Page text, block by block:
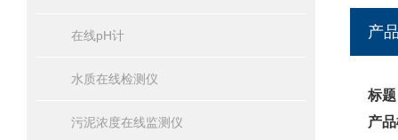
在线pH计
水质在线检测仪
污泥浓度在线监测仪
产
标
产